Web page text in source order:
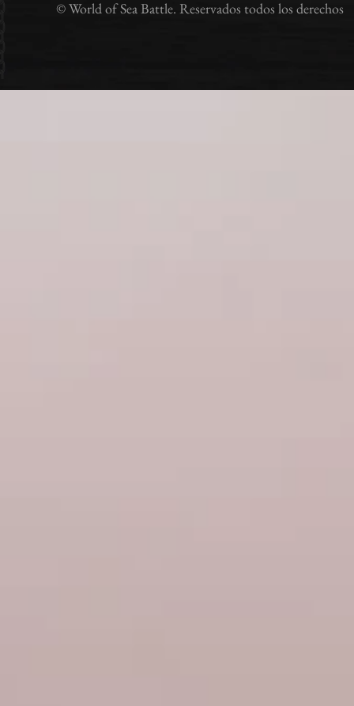
© World of Sea Battle. Reservados todos los derechos